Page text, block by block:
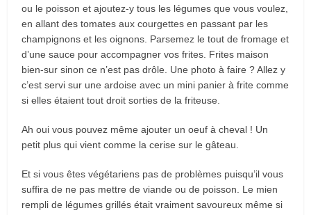
ou le poisson et ajoutez-y tous les légumes que vous voulez,
en allant des tomates aux courgettes en passant par les
champignons et les oignons. Parsemez le tout de fromage et
d’une sauce pour accompagner vos frites. Frites maison
bien-sur sinon ce n’est pas drôle. Une photo à faire ? Allez y
c’est servi sur une ardoise avec un mini panier à frite comme
si elles étaient tout droit sorties de la friteuse.
Ah oui vous pouvez même ajouter un oeuf à cheval ! Un
petit plus qui vient comme la cerise sur le gâteau.
Et si vous êtes végétariens pas de problèmes puisqu’il vous
suffira de ne pas mettre de viande ou de poisson. Le mien
rempli de légumes grillés était vraiment savoureux même si